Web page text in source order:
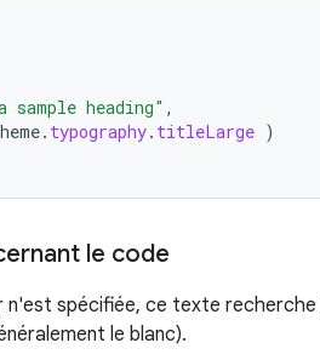
heading" ,
. typography. titleLarge )
le code
n'est spécifiée, ce texte
le blanc).